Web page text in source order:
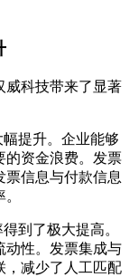
威科技带来了显著
提升。企业能够
的资金浪费。发票
票信息与付款信息
到了极大提高。
动性。发票集成与
，减少了人工匹配